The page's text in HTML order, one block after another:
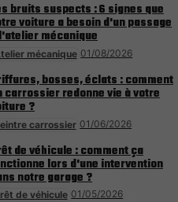
mécanique 01/08/2026
bruits suspects : 6 signes que
voiture a besoin d'un passage
mécanique
carrossier 01/06/2026
bosses, éclats : comment
carrossier redonne vie à votre
?
de véhicule 01/05/2026
de véhicule : comment ça
lors d'une intervention
notre garage ?